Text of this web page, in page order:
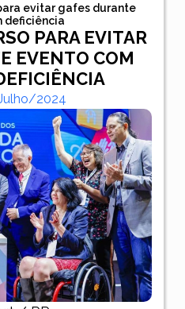
evitar gafes durante
deficiência
PARA EVITAR
EVENTO COM
2024